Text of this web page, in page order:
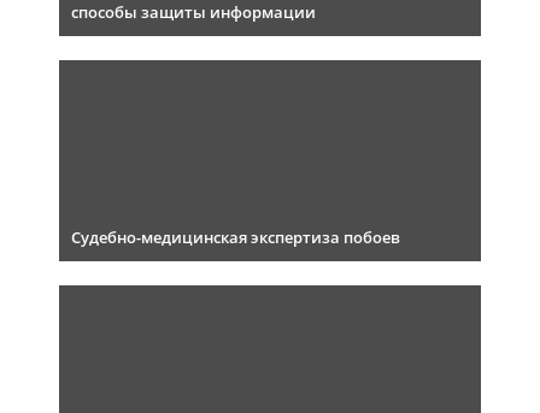
способы защиты информации
Судебно-медицинская экспертиза побоев